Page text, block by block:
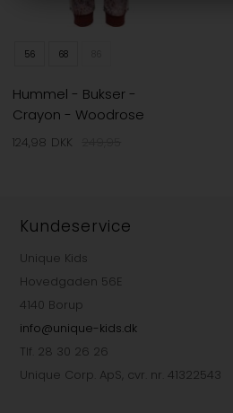
56 68
Hummel - Bukser -
Crayon - Woodrose
124,98 DKK
Kundeservice
Unique Kids
Hovedgaden 56E
4140 Borup
info@unique-kids.dk
Tlf. 28 30 26 26
Unique Corp. ApS, cvr. nr. 41322543